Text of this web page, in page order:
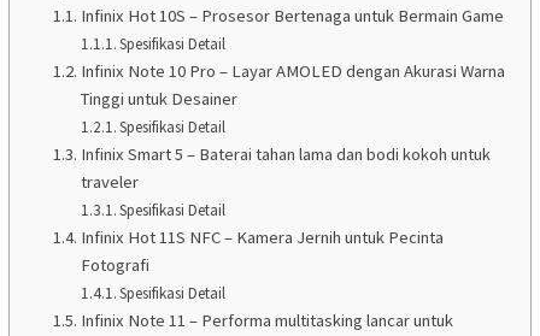
Infinix Hot 10S – Prosesor Bertenaga untuk Bermain Game
Spesifikasi Detail
Infinix Note 10 Pro – Layar AMOLED dengan Akurasi Warna
Tinggi untuk Desainer
Spesifikasi Detail
Infinix Smart 5 – Baterai tahan lama dan bodi kokoh untuk
traveler
Spesifikasi Detail
Infinix Hot 11S NFC – Kamera Jernih untuk Pecinta
Fotografi
Spesifikasi Detail
Infinix Note 11 – Performa multitasking lancar untuk